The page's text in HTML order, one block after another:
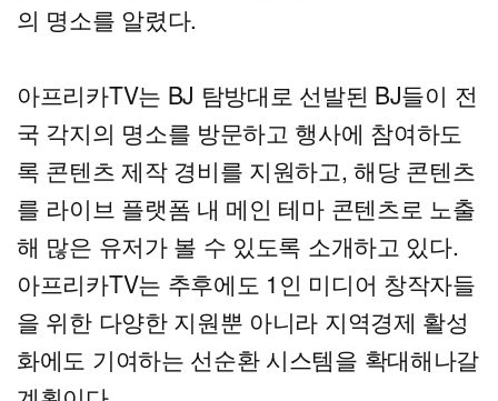
의 명소를 알렸다.
아프리카TV는 BJ 탐방대로 선발된 BJ들이 전
국 각지의 명소를 방문하고 행사에 참여하도
록 콘텐츠 제작 경비를 지원하고, 해당 콘텐츠
를 라이브 플랫폼 내 메인 테마 콘텐츠로 노출
해 많은 유저가 볼 수 있도록 소개하고 있다.
아프리카TV는 추후에도 1인 미디어 창작자들
을 위한 다양한 지원뿐 아니라 지역경제 활성
화에도 기여하는 선순환 시스템을 확대해나갈